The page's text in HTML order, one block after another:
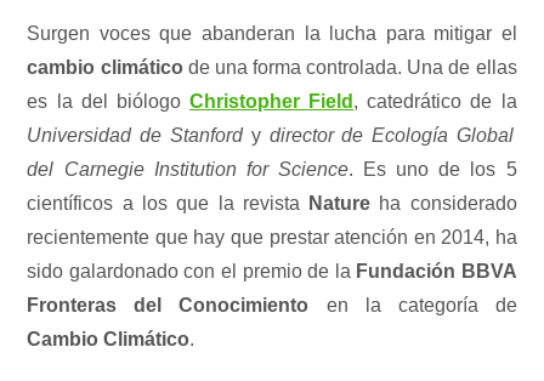
Surgen voces que abanderan la lucha para mitigar el
cambio climáticode una forma controlada. Una de ellas
es la del biólogo Christopher Field , catedrático de la
Universidad de Stanfordy director de Ecología Global
del Carnegie Institution for Science. Es uno de los 5
científicos a los que la revista
Nature ha considerado
recientemente que hay que prestar atención en 2014, ha
sido galardonado con el premio de la Fundación BBVA
Fronteras del Conocimiento en la categoría de
Cambio Climático.